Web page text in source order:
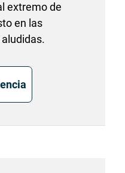
extremo de
en las